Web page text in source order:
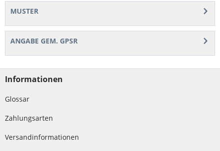
MUSTER
ANGABE GEM. GPSR
Informationen
Glossar
Zahlungsarten
Versandinformationen